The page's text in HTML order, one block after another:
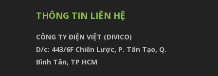
THÔNG TIN LIÊN HỆ
CÔNG TY ĐIỆN VIỆT (DIVICO)
D/c: 443/6F Chiến Lược, P. Tân Tạo, Q.
Bình Tân, TP HCM